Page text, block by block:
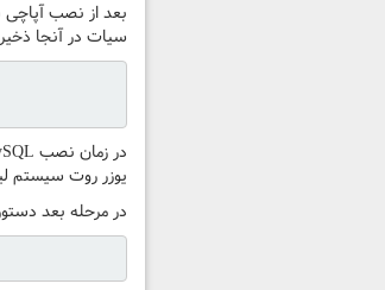
بعد از نصب آپاچی
سیات در آنجا
یوزر روت سیستم
در مرحله بعد